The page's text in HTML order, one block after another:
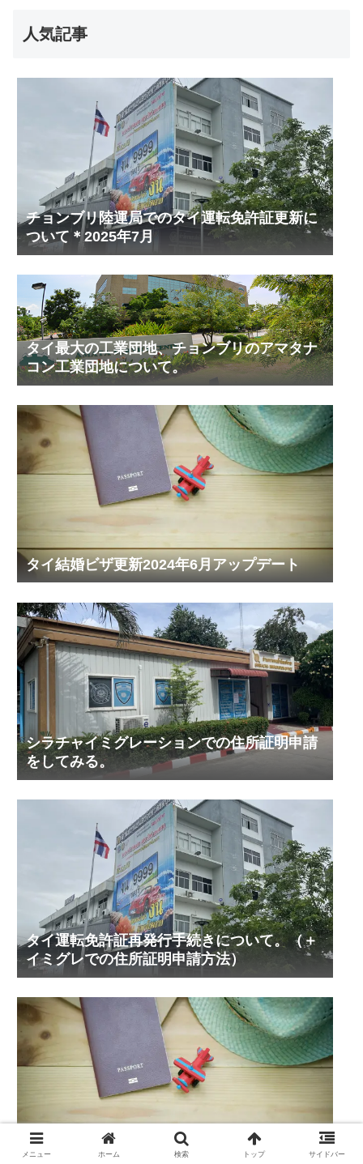
人気記事
チョンブリ陸運局でのタイ運転免許証更新に
ついて＊2025年7月
タイ最大の工業団地、チョンブリのアマタナ
コン工業団地について。
タイ結婚ビザ更新2024年6月アップデート
シラチャイミグレーションでの住所証明申請
をしてみる。
タイ運転免許証再発行手続きについて。（＋
イミグレでの住所証明申請方法）
タイ結婚ビザ更新2025年6-7月アップデート
@シラチャイミグレーション
メニュー ホーム 検索 トップ サイドバー